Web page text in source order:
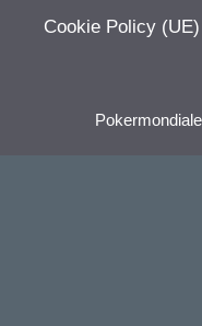
Cookie Policy (UE)